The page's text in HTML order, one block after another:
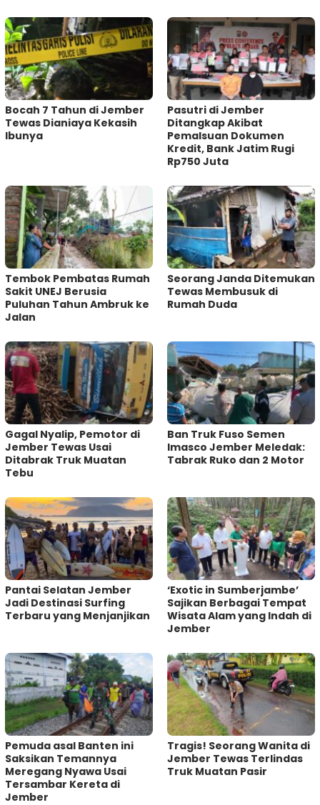
Bocah 7 Tahun di Jember
Tewas Dianiaya Kekasih
Ibunya
Pasutri di Jember
Ditangkap Akibat
Pemalsuan Dokumen
Kredit, Bank Jatim Rugi
Rp750 Juta
Tembok Pembatas Rumah
Sakit UNEJ Berusia
Puluhan Tahun Ambruk ke
Jalan
Seorang Janda Ditemukan
Tewas Membusuk di
Rumah Duda
Gagal Nyalip, Pemotor di
Jember Tewas Usai
Ditabrak Truk Muatan
Tebu
Ban Truk Fuso Semen
Imasco Jember Meledak:
Tabrak Ruko dan 2 Motor
Pantai Selatan Jember
Jadi Destinasi Surfing
Terbaru yang Menjanjikan
‘Exotic in Sumberjambe’
Sajikan Berbagai Tempat
Wisata Alam yang Indah di
Jember
Pemuda asal Banten ini
Saksikan Temannya
Meregang Nyawa Usai
Tersambar Kereta di
Jember
Tragis! Seorang Wanita di
Jember Tewas Terlindas
Truk Muatan Pasir